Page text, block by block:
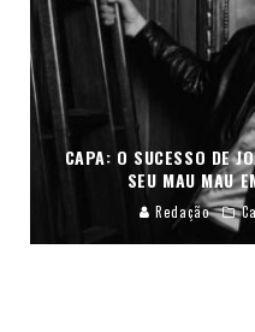
CAPA: O SUCESSO DE
SEU MAU MAU
Redação